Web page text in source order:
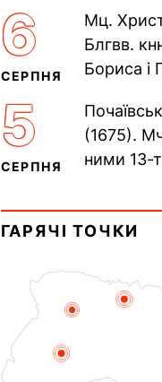
Пам’ять
6
СЕРПНЯ
Мц.
Блгвв.
Бориса і
Прп.
5
СЕРПНЯ
(1675).
ними 13-
ГАРЯЧІ ТОЧКИ